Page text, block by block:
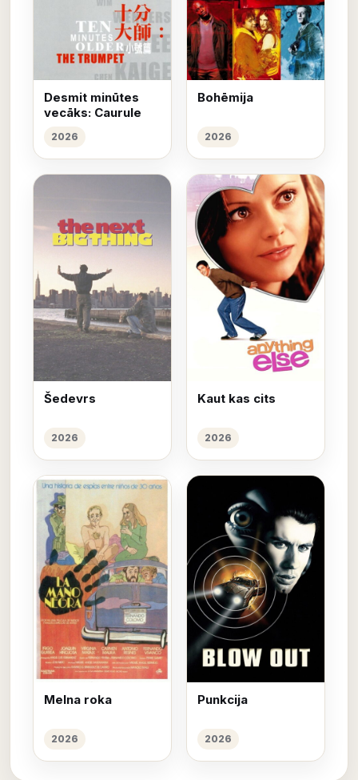
Desmit minūtes
vecāks: Caurule
2026
Bohēmija
2026
Šedevrs
2026
Kaut kas cits
2026
Melna roka
2026
Punkcija
2026